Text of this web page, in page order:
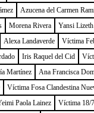
Azucena del Carmen
Morena Rivera Yansi Lizeth
Alexa Landaverde Víctima
Iris Raquel del Cid
Martínez Ana Francisca
Víctima Fosa Clandestina
Paola Lainez Víctima 18/7